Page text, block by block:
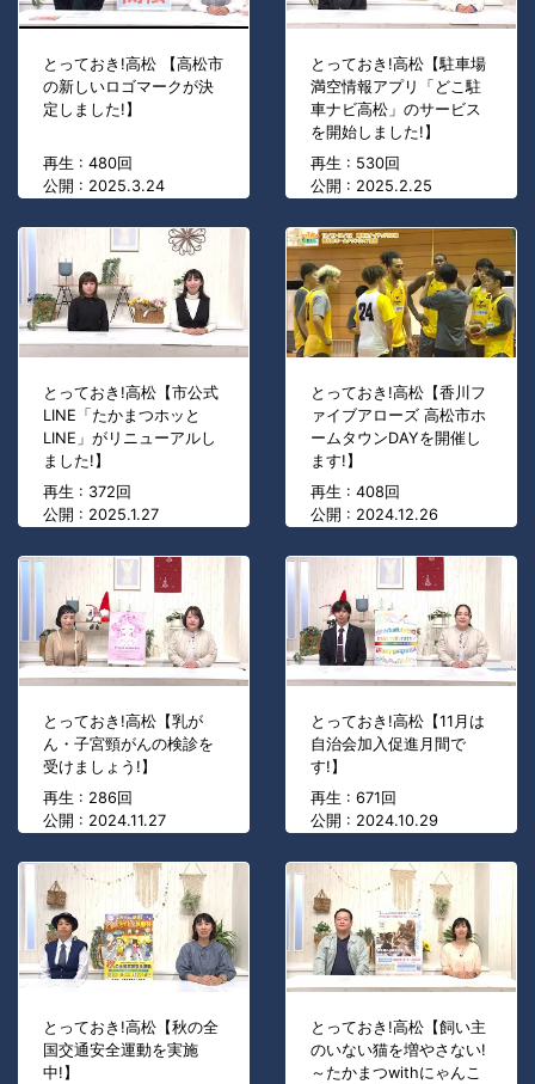
とっておき!高松 【高松市
の新しいロゴマークが決
定しました!】
再生 : 480回
公開 : 2025.3.24
とっておき!高松【駐車場
満空情報アプリ「どこ駐
車ナビ高松」のサービス
を開始しました!】
再生 : 530回
公開 : 2025.2.25
とっておき!高松【市公式
LINE「たかまつホッと
LINE」がリニューアルし
ました!】
再生 : 372回
公開 : 2025.1.27
とっておき!高松【香川フ
ァイブアローズ 高松市ホ
ームタウンDAYを開催し
ます!】
再生 : 408回
公開 : 2024.12.26
とっておき!高松【乳が
ん・子宮頸がんの検診を
受けましょう!】
再生 : 286回
公開 : 2024.11.27
とっておき!高松【11月は
自治会加入促進月間で
す!】
再生 : 671回
公開 : 2024.10.29
とっておき!高松【秋の全
国交通安全運動を実施
中!】
とっておき!高松【飼い主
のいない猫を増やさない!
～たかまつwithにゃんこ